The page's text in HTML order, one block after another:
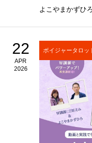
よこやまかずひ
22
APR
2026
ボイジャータロッ